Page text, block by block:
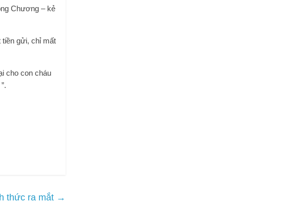
Chương – kẻ
tiền gửi, chỉ mất
cho con cháu
thức ra mắt →